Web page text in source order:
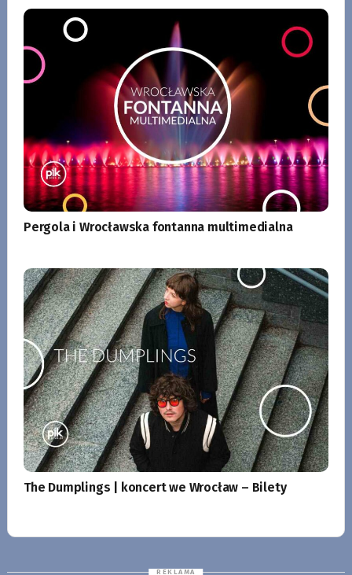
Pergola i Wrocławska fontanna multimedialna
The Dumplings | koncert we Wrocław – Bilety